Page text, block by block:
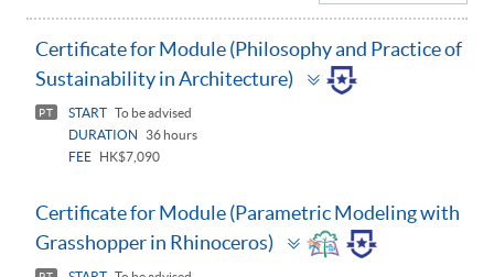
Certificate for Module (Philosophy and Practice of
Sustainability in Architecture)
Toggle
panel
PT START To be advised
DURATION
36 hours
FEE
HK$7,090
Certificate for Module (Parametric Modeling with
Grasshopper in Rhinoceros)
Toggle
panel